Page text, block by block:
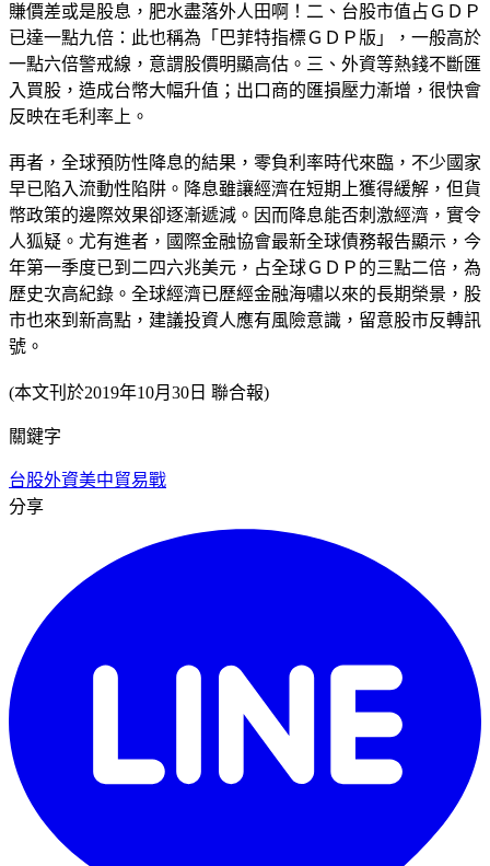
賺價差或是股息，肥水盡落外人田啊！二、台股市值占ＧＤＰ
已達一點九倍：此也稱為「巴菲特指標ＧＤＰ版」，一般高於
一點六倍警戒線，意謂股價明顯高估。三、外資等熱錢不斷匯
入買股，造成台幣大幅升值；出口商的匯損壓力漸增，很快會
反映在毛利率上。
再者，全球預防性降息的結果，零負利率時代來臨，不少國家
早已陷入流動性陷阱。降息雖讓經濟在短期上獲得緩解，但貨
幣政策的邊際效果卻逐漸遞減。因而降息能否刺激經濟，實令
人狐疑。尤有進者，國際金融協會最新全球債務報告顯示，今
年第一季度已到二四六兆美元，占全球ＧＤＰ的三點二倍，為
歷史次高紀錄。全球經濟已歷經金融海嘯以來的長期榮景，股
市也來到新高點，建議投資人應有風險意識，留意股市反轉訊
號。
(本文刊於2019年10月30日 聯合報)
關鍵字
台股外資美中貿易戰
分享